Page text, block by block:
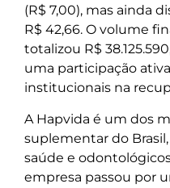
(R$ 7,00), mas ainda
R$ 42,66. O volume
totalizou R$
uma participação
institucionais na
A Hapvida é um dos
suplementar do
saúde e
empresa passou por